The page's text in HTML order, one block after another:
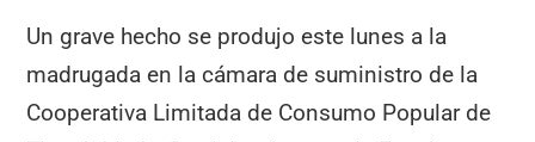
Un grave hecho se produjo este lunes a la
madrugada en la cámara de suministro de la
Cooperativa Limitada de Consumo Popular de